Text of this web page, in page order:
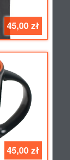
45,00 zł
45,00 zł